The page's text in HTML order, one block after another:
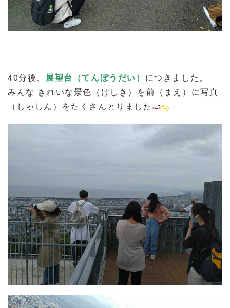
40分後、 展望台（てんぼうだい） につきました。
みんな きれいな景色（けしき）を前（まえ）に写真
（しゃしん）をたくさんとりました